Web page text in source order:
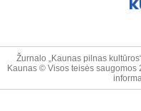
Žurnalo „Kaunas pilnas
Kaunas © Visos teisės saugomos